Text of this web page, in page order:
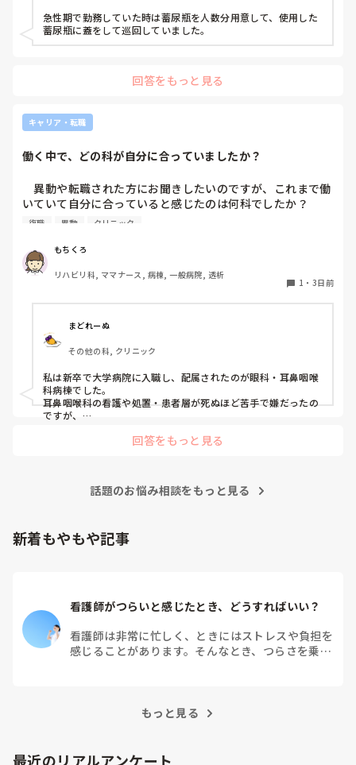
皆さんの病棟ではどのような方法取られてますか？
急性期で勤務していた時は蓄尿瓶を人数分用意して、使用した
蓄尿瓶に蓋をして巡回していました。
回答をもっと見る
キャリア・転職
働く中で、どの科が自分に合っていましたか？
異動や転職された方にお聞きしたいのですが、これまで働
いていて自分に合っていると感じたのは何科でしたか？
また、どんなところが合っていると感じましたか？
私はこれまで脳神経外科、リハビリ科、透析室と経験しまし
たが、どこもしっくり来なくて悩んでいます…。次回の転職
の参考にさせていただきたいです😭
復職 異動 クリニック
もちくろ
リハビリ科, ママナース, 病棟, 一般病院, 透析
1 ・ 3日前
まどれーぬ
その他の科, クリニック
私は新卒で大学病院に入職し、配属されたのが眼科・耳鼻咽喉
科病棟でした。
耳鼻咽喉科の看護や処置・患者層が死ぬほど苦手で嫌だったの
ですが、
異動の声がかかる前に眼科クリニックに転職しました。
回答をもっと見る
話題のお悩み相談をもっと見る
新着もやもや記事
看護師がつらいと感じたとき、どうすればいい？
看護師は非常に忙しく、ときにはストレスや負担を
感じることがあります。そんなとき、つらさを乗り
もっと見る
最近のリアルアンケート